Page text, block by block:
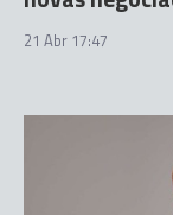
21 Abr 17:47